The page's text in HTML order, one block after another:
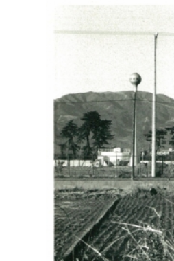
労働者
求職者
外国人
ペット
戸籍住民課
福祉政策課
生活援護課
高齢介護課
障がい福祉課
保険課
健康づくり課